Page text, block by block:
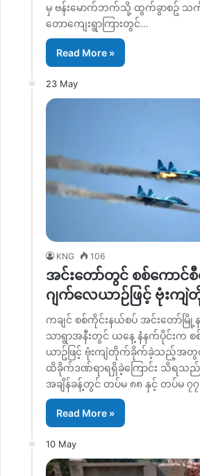
မှ ဗန်းမောက်ဘက်သို့ ထွက်ခွာစဥ် သက်
တောကျေးရွာကြားတွင်…
Read More »
23 May
KNG 106
အင်းတော်တွင် စစ်ကောင်
ဂျက်လေယာဉ်ဖြင့် ဗုံးက
ကချင် စစ်ကိုင်းနယ်စပ် အင်းတော်မ
သာရွာအနီးတွင် ယနေ့ နံနက်ပိုင်းက
ယာဥ်ဖြင့် ဗုံးကျဲတိုက်ခိုက်ခဲ့သည့်အတွက်
ထိခိုက်ဒဏ်ရာရရှိခဲ့ကြောင်း သိရသည်
အချိန်ခန့်တွင် တပ်မ ၈၈ နှင့် တပ်မ ၇၇
Read More »
10 May